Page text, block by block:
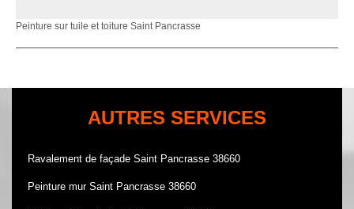
Peinture sur tuile et toiture Saint Pancrasse
AUTRES SERVICES
Ravalement de façade Saint Pancrasse 38660
Peinture mur Saint Pancrasse 38660